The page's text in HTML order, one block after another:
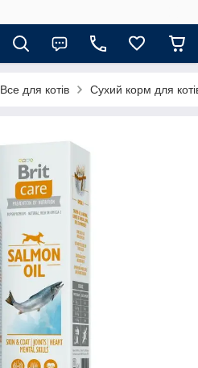
Все для котів Сухий корм для